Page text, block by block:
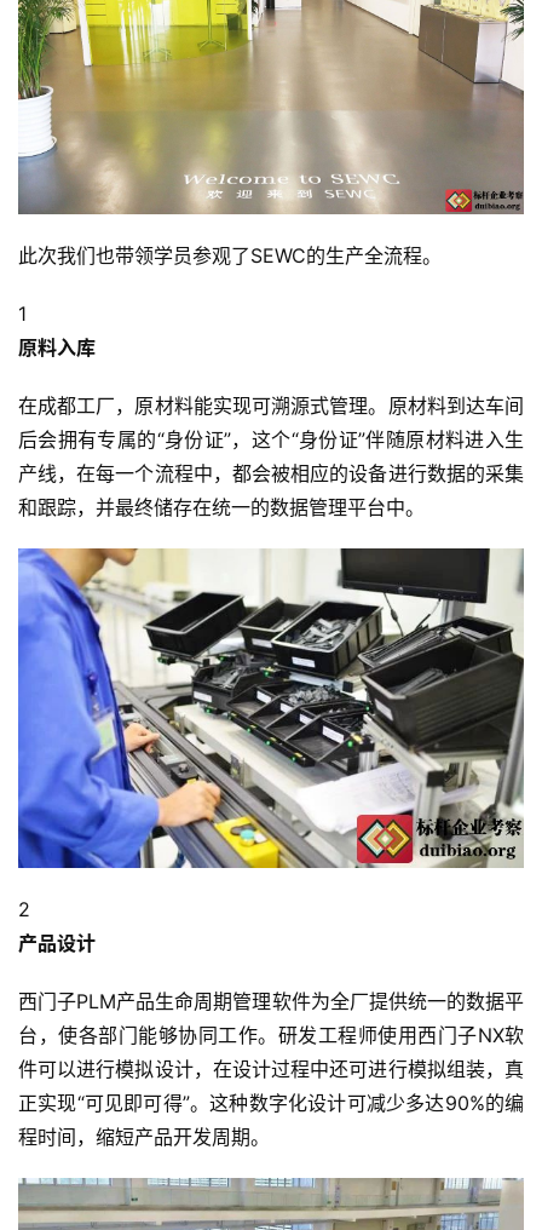
此次我们也带领学员参观了SEWC的生产全流程。
1
原料入库
在成都工厂，原材料能实现可溯源式管理。原材料到达车间
后会拥有专属的“身份证”，这个“身份证”伴随原材料进入生
产线，在每一个流程中，都会被相应的设备进行数据的采集
和跟踪，并最终储存在统一的数据管理平台中。
2
产品设计
西门子PLM产品生命周期管理软件为全厂提供统一的数据平
台，使各部门能够协同工作。研发工程师使用西门子NX软
件可以进行模拟设计，在设计过程中还可进行模拟组装，真
正实现“可见即可得”。这种数字化设计可减少多达90%的编
程时间，缩短产品开发周期。